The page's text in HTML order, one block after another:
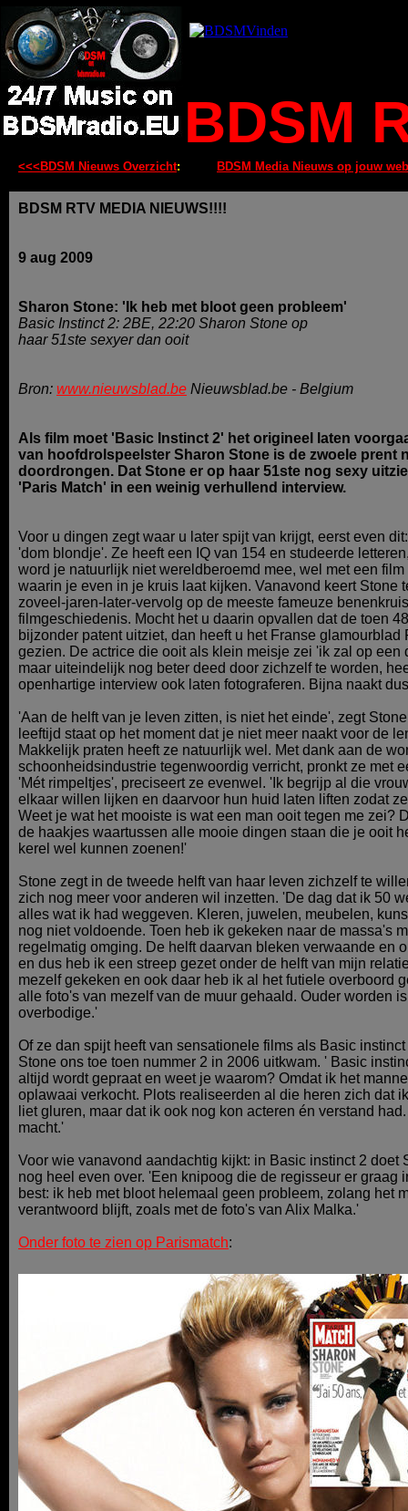
BDSM
<<<BDSM Nieuws Overzicht: BDSM Media Nieuws op jouw
BDSM RTV MEDIA NIEUWS!!!!
9 aug 2009
Sharon Stone: 'Ik heb met bloot geen probleem'
Basic Instinct 2: 2BE, 22:20 Sharon Stone op
haar 51ste sexyer dan ooit
Bron: www.nieuwsblad.be Nieuwsblad.be - Belgium
Als film moet 'Basic Instinct 2' het origineel laten
van hoofdrolspeelster Sharon Stone is de zwoele prent
doordrongen. Dat Stone er op haar 51ste nog sexy
'Paris Match' in een weinig verhullend interview.
Voor u dingen zegt waar u later spijt van krijgt, eerst even
'dom blondje'. Ze heeft een IQ van 154 en studeerde
word je natuurlijk niet wereldberoemd mee, wel met een
waarin je even in je kruis laat kijken. Vanavond keert Stone
zoveel-jaren-later-vervolg op de meeste fameuze
filmgeschiedenis. Mocht het u daarin opvallen dat de toen
bijzonder patent uitziet, dan heeft u het Franse glamourblad
gezien. De actrice die ooit als klein meisje zei 'ik zal op een
maar uiteindelijk nog beter deed door zichzelf te worden,
openhartige interview ook laten fotograferen. Bijna naakt
'Aan de helft van je leven zitten, is niet het einde', zegt
leeftijd staat op het moment dat je niet meer naakt voor de
Makkelijk praten heeft ze natuurlijk wel. Met dank aan de
schoonheidsindustrie tegenwoordig verricht, pronkt ze met
'Mét rimpeltjes', preciseert ze evenwel. 'Ik begrijp al die
elkaar willen lijken en daarvoor hun huid laten liften zodat
Weet je wat het mooiste is wat een man ooit tegen me zei?
de haakjes waartussen alle mooie dingen staan die je ooit
kerel wel kunnen zoenen!'
Stone zegt in de tweede helft van haar leven zichzelf te
zich nog meer voor anderen wil inzetten. 'De dag dat ik 50
alles wat ik had weggeven. Kleren, juwelen, meubelen,
nog niet voldoende. Toen heb ik gekeken naar de massa's
regelmatig omging. De helft daarvan bleken verwaande en
en dus heb ik een streep gezet onder de helft van mijn
mezelf gekeken en ook daar heb ik al het futiele overboord
alle foto's van mezelf van de muur gehaald. Ouder worden
overbodige.'
Of ze dan spijt heeft van sensationele films als Basic
Stone ons toe toen nummer 2 in 2006 uitkwam. ' Basic
altijd wordt gepraat en weet je waarom? Omdat ik het
oplawaai verkocht. Plots realiseerden al die heren zich dat
liet gluren, maar dat ik ook nog kon acteren én verstand
macht.'
Voor wie vanavond aandachtig kijkt: in Basic instinct 2 doet
nog heel even over. 'Een knipoog die de regisseur er graag
best: ik heb met bloot helemaal geen probleem, zolang het
verantwoord blijft, zoals met de foto's van Alix Malka.'
Onder foto te zien op Parismatch: